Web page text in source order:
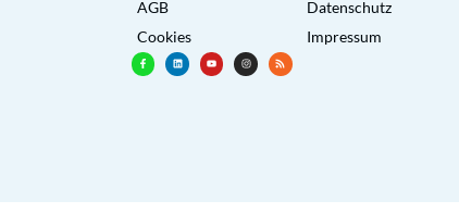
AGB
Cookies
Datenschutz
Impressum